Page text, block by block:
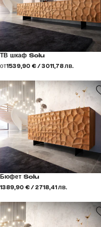
ТВ шкаф Solu
от1539,90 € / 3011,78 лв.
Бюфет Solu
1389,90 € / 2718,41 лв.